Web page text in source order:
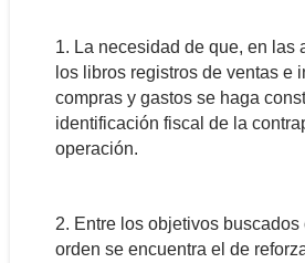
1. La necesidad de que, en las
los libros registros de ventas e
compras y gastos se haga
identificación fiscal de la
operación.
2. Entre los objetivos buscados
orden se encuentra el de